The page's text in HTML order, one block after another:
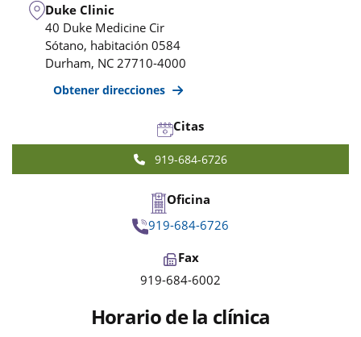
Duke Clinic
40 Duke Medicine Cir
Sótano, habitación 0584
Durham, NC 27710-4000
Obtener direcciones
Citas
919-684-6726
Oficina
919-684-6726
Fax
919-684-6002
Horario de la clínica